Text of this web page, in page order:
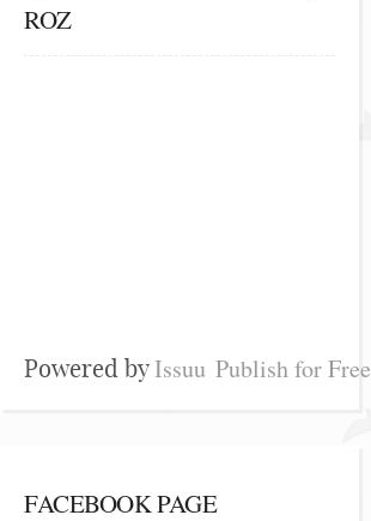
ROZ
Powered byIssuu Publish for Free
FACEBOOK PAGE